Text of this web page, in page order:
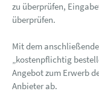
zu überprüfen,
überprüfen.
Mit dem
„kostenpflichtig
Angebot zum Erwerb
Anbieter ab.